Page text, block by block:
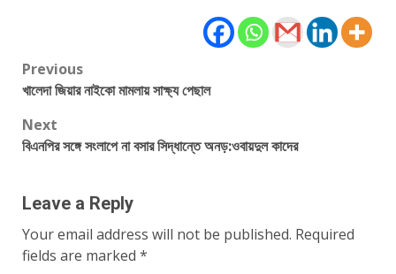
Post
Previous
খালেদা জিয়ার নাইকো মামলায় সাক্ষ্য পেছাল
Next
বিএনপির সঙ্গে সংলাপে না বসার সিদ্ধান্তে অনড়:ওবায়দুল কাদের
Leave a Reply
Your email address will not be published. Required
fields are marked *